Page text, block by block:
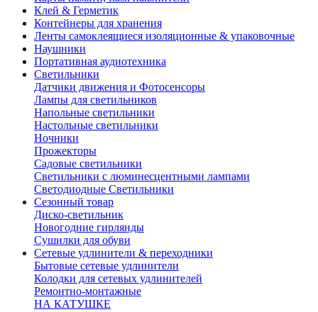
Клей & Герметик
Контейнеры для хранения
Ленты самоклеящиеся изоляционные & упаковочные
Наушники
Портативная аудиотехника
Светильники
Датчики движения и Фотосенсоры
Лампы для светильников
Напольные светильники
Настольные светильники
Ночники
Прожекторы
Садовые светильники
Светильники с люминесцентными лампами
Светодиодные Светильники
Сезонный товар
Диско-светильник
Новогодние гирлянды
Сушилки для обуви
Сетевые удлинители & переходники
Бытовые сетевые удлинители
Колодки для сетевых удлинителей
Ремонтно-монтажные
НА КАТУШКЕ